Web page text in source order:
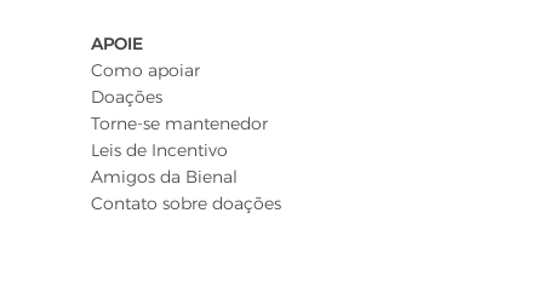
APOIE
Como apoiar
Doações
Torne-se mantenedor
Leis de Incentivo
Amigos da Bienal
Contato sobre doações